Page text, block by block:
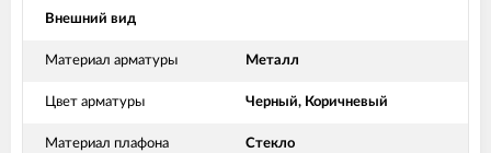
Внешний вид
Материал арматуры Металл
Цвет арматуры Черный, Коричневый
Материал плафона Стекло